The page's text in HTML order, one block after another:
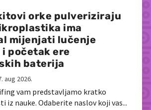
orke pulveriziraju
ima
mijenjati lučenje
i početak ere
baterija
aug 2026.
vam predstavljamo kratko
iz nauke. Odaberite naslov koji vas...